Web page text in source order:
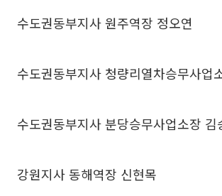
수도권동부지사 원주역장 정오연
수도권동부지사 청량리열차승무사업
수도권동부지사 분당승무사업소장 김
강원지사 동해역장 신현목